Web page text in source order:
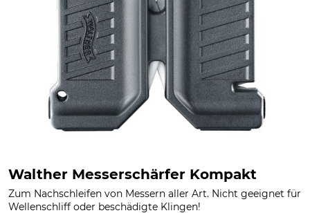
Walther Messerschärfer Kompakt
Zum Nachschleifen von Messern aller Art. Nicht geeignet für
Wellenschliff oder beschädigte Klingen!